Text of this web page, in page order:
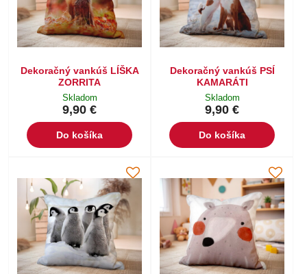
Dekoračný vankúš LÍŠKA
ZORRITA
Skladom
9,90 €
Do košíka
Dekoračný vankúš PSÍ
KAMARÁTI
Skladom
9,90 €
Do košíka